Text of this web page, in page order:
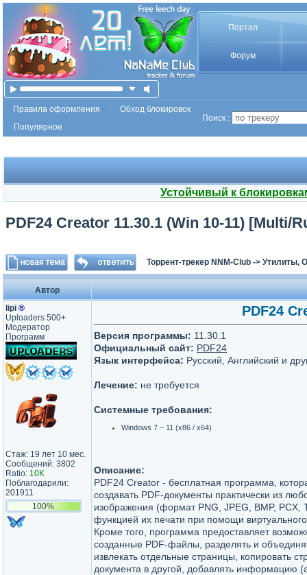
Портал
Форум
Правила оформления
Обход блокировок
Популярное
Поиск :
Устойчивый к
PDF24 Creator 11.30.1 (Win 10-11) [Multi/
Торрент-трекер NNM-Club -> Утилиты,
Автор
lipi ®
Uploaders 500+
Модератор
Программ
Стаж: 19 лет 10 мес.
Сообщений: 3802
Ratio: 10K
Поблагодарили:
201911
100%
PDF24
Версия программы: 11.30.1
Официальный сайт: PDF24
Язык интерфейса: Русский, Английский и
Лечение: не требуется
Системные требования:
Windows 7 – 11 (x86 / x64)
Описание:
PDF24 Creator - бесплатная программа,
создавать PDF-документы практически из
изображения (формат PNG, JPEG, BMP, PCX,
функцией их печати при помощи
Кроме того, программа предоставляет
созданные PDF-файлы, разделять и
извлекать отдельные страницы, копировать
документа в другой, добавлять информацию